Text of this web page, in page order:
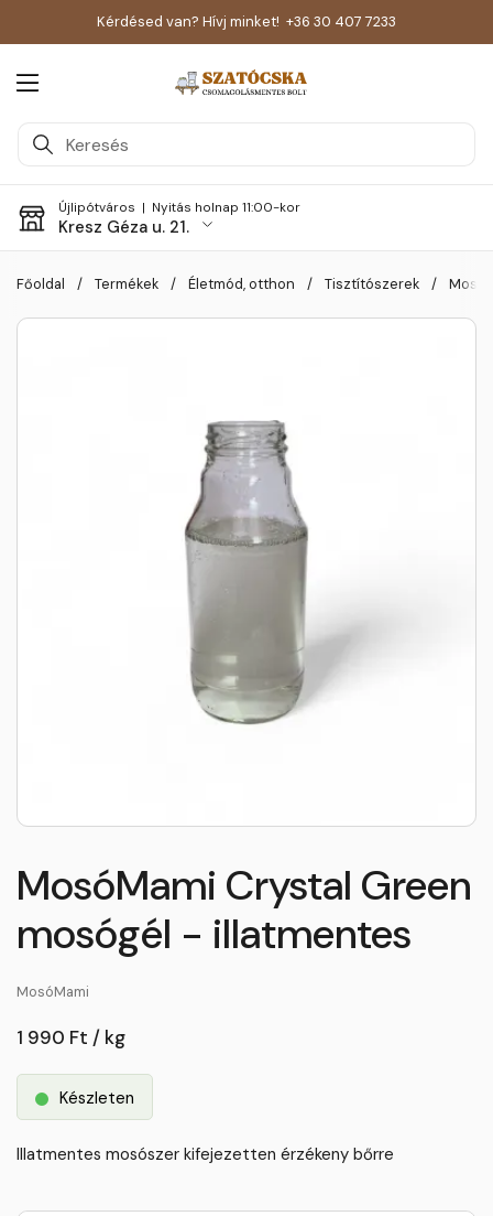
Kérdésed van? Hívj minket! +36 30 407 7233
Menü megnyitása
Újlipótváros | Nyitás holnap 11:00-kor
Kresz Géza u. 21.
Főoldal / Termékek / Életmód, otthon / Tisztítószerek /
MosóMami Crystal Green
mosógél - illatmentes
MosóMami
1 990 Ft / kg
Készleten
Illatmentes mosószer kifejezetten érzékeny bőrre